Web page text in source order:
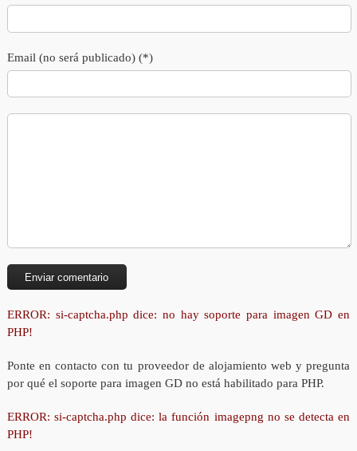
Email (no será publicado) (*)
ERROR: si-captcha.php dice: no hay soporte para imagen GD en
PHP!
Ponte en contacto con tu proveedor de alojamiento web y pregunta
por qué el soporte para imagen GD no está habilitado para PHP.
ERROR: si-captcha.php dice: la función imagepng no se detecta en
PHP!